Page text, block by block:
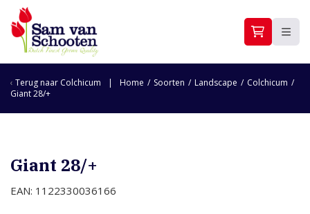
Terug naar Colchicum Home / Soorten / Landscape / Colchicum /
Giant 28/+
Giant 28/+
EAN: 1122330036166